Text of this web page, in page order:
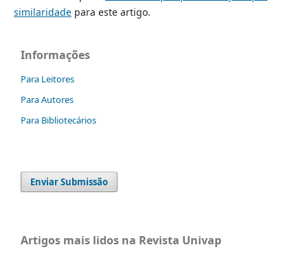
similaridadepara este artigo.
Informações
Para Leitores
Para Autores
Para Bibliotecários
Enviar Submissão
Artigos mais lidos na Revista Univap